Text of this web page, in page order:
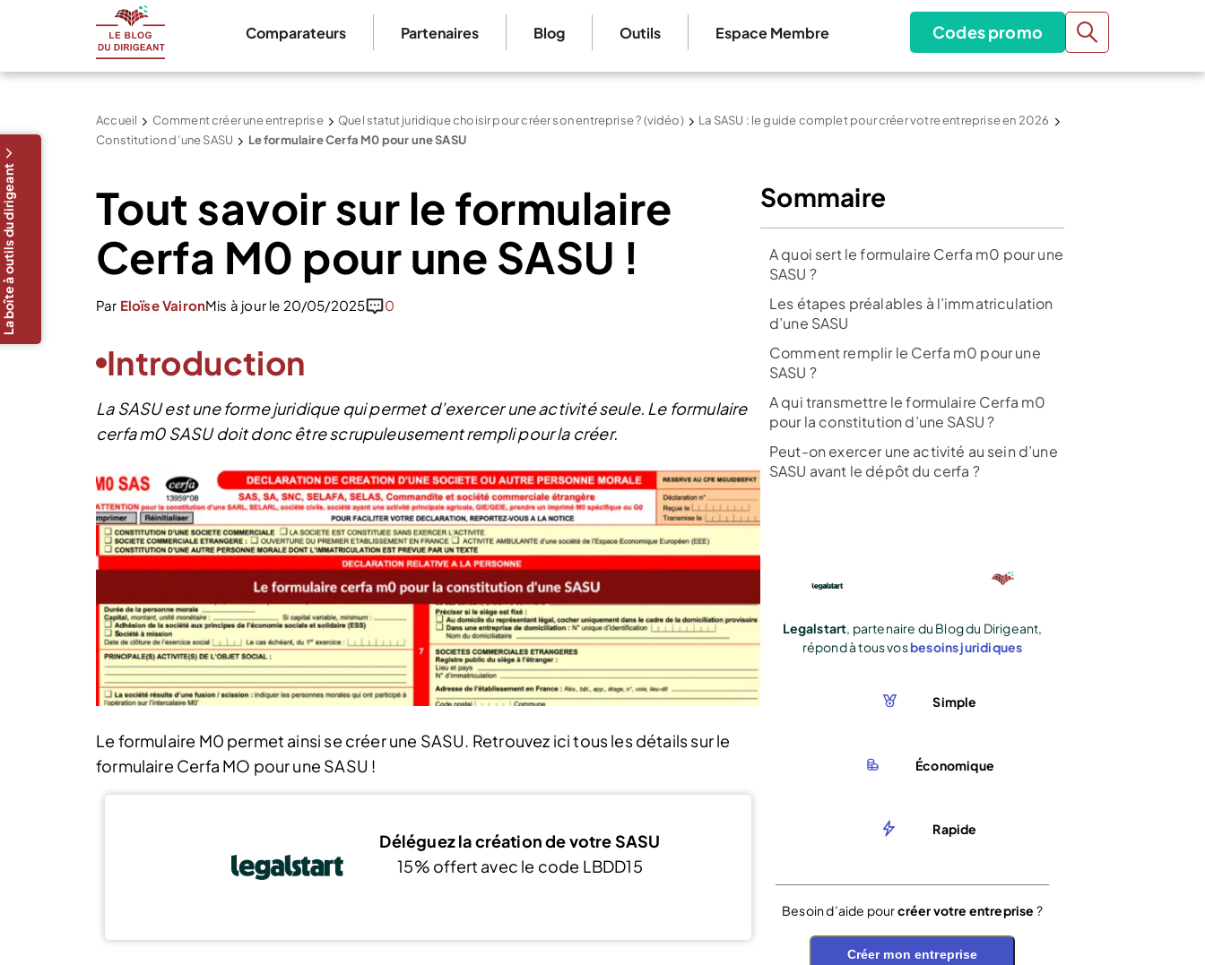
Comparateurs Partenaires Blog Outils Espace Membre Codes promo
Accueil Comment créer une entreprise Quel statut juridique choisir pour créer son entreprise ? (vidéo)
La SASU : le guide complet pour créer votre entreprise en 2026
Constitution d’une SASU
Le formulaire Cerfa M0 pour une SASU
Tout savoir sur le formulaire
Cerfa M0 pour une SASU !
Par Eloïse VaironMis à jour le 20/05/2025 0
Introduction
La SASU est une forme juridique qui permet d’exercer une activité seule. Le formulaire
cerfa m0 SASU doit donc être scrupuleusement rempli pour la créer.
La boîte à outils du dirigeant
Le formulaire M0 permet ainsi se créer une SASU. Retrouvez ici tous les détails sur le
formulaire Cerfa MO pour une SASU !
Déléguez la création de votre SASU
15% offert avec le code LBDD15
Sommaire
A quoi sert le formulaire Cerfa m0 pour une
SASU ?
Les étapes préalables à l’immatriculation
d’une SASU
Comment remplir le Cerfa m0 pour une
SASU ?
A qui transmettre le formulaire Cerfa m0
pour la constitution d’une SASU ?
Peut-on exercer une activité au sein d’une
SASU avant le dépôt du cerfa ?
Legalstart, partenaire du Blog du Dirigeant,
répond à tous vosbesoins juridiques
Simple
Économique
Rapide
Besoin d’aide pourcréer votre entreprise ?
Créer mon entreprise